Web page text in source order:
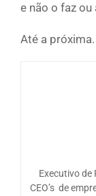
e não o faz ou
Até a próxima.
Executivo de
CEO’s de